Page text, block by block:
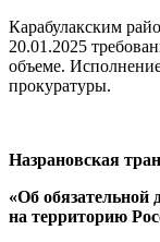
Карабулакским
20.01.2025
объеме.
прокуратуры.
Назрановская
«Об обязательной
на территорию